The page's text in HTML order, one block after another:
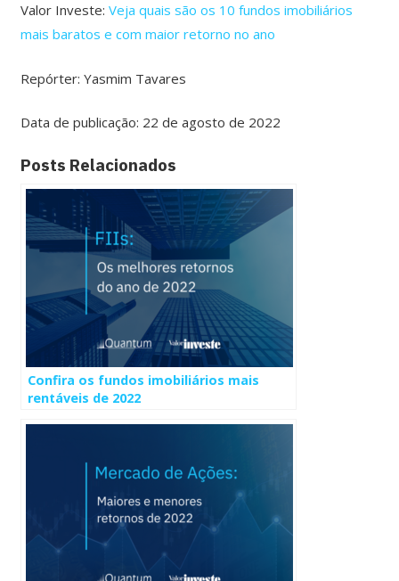
Valor Investe: Veja quais são os 10 fundos imobiliários
mais baratos e com maior retorno no ano
Repórter: Yasmim Tavares
Data de publicação: 22 de agosto de 2022
Posts Relacionados
Confira os fundos imobiliários mais
rentáveis de 2022